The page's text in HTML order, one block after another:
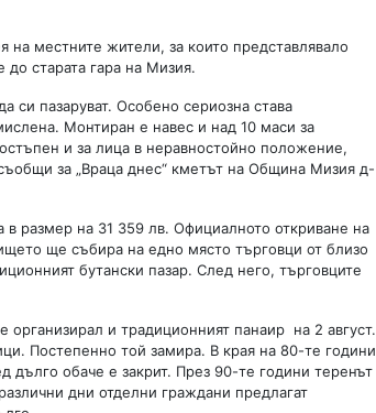
местните жители, за които представлявало
старата гара на Мизия.
си пазаруват. Особено сериозна става
Монтиран е навес и над 10 маси за
и за лица в неравностойно положение,
за „Враца днес“ кметът на Община Мизия д-
в размер на 31 359 лв. Официалното откриване на
ще събира на едно място търговци от близо
бутански пазар. След него, търговците
и традиционният панаир на 2 август.
Постепенно той замира. В края на 80-те години
дълго обаче е закрит. През 90-те години теренът
дни отделни граждани предлагат